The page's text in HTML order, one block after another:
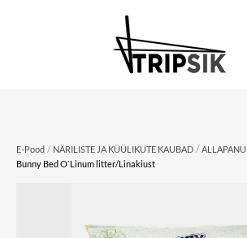
E-Pood / NÄRILISTE JA KÜÜLIKUTE KAUBAD / ALLAPANU
Bunny Bed O`Linum litter/Linakiust